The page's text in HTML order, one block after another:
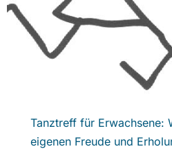
Tanztreff für Erwachsene:
eigenen Freude und